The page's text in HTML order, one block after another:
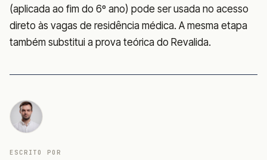
(aplicada ao fim do 6º ano) pode ser usada no acesso
direto às vagas de residência médica. A mesma etapa
também substitui a prova teórica do Revalida.
ESCRITO POR